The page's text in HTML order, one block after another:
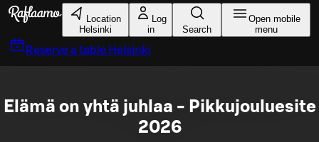
Skip to main content
Location
Helsinki
Log
in
Search
Open mobile
menu
Reserve a table Helsinki
Elämä on yhtä juhlaa - Pikkujouluesite
2026